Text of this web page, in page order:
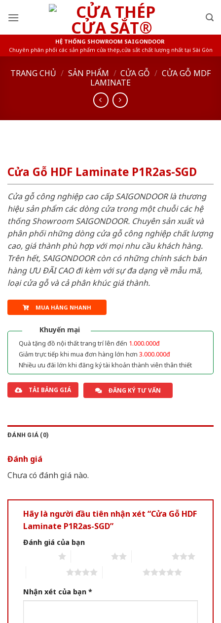
HỆ THỐNG SHOWROOM SAIGONDOOR
Chuyên phân phối các sản phẩm cửa thép,cửa sắt chất lượng nhất tại Sài Gòn
TRANG CHỦ / SẢN PHẨM / CỬA GỖ / CỬA GỖ MDF
LAMINATE
Cửa Gỗ HDF Laminate P1R2as-SGD
Cửa gỗ công nghiệp cao cấp SAIGONDOOR là thương
hiệu sản phẩm các dòng cửa trong một chuỗi các hệ
thống Showroom SAIGONDOOR. Chuyên sản xuất và
phân phối những dòng cửa gỗ công nghiệp chất lượng
cao, giá thành phù hợp với mọi nhu cầu khách hàng.
Trên hết, SAIGONDOOR còn có những chính sách bán
hàng ƯU ĐÃI CAO đi kèm với sự đa dạng về mẫu mã,
loại cửa gỗ và cả phân khúc giá thành.
MUA HÀNG NHANH
Khuyến mại
Quà tặng đồ nội thất trang trí lên đến 1.000.000đ
Giảm trực tiếp khi mua đơn hàng lớn hơn 3.000.000đ
Nhiều ưu đãi lớn khi đăng ký tài khoản thành viên thân thiết
TẢI BẢNG GIÁ ĐĂNG KÝ TƯ VẤN
ĐÁNH GIÁ (0)
Đánh giá
Chưa có đánh giá nào.
Hãy là người đầu tiên nhận xét “Cửa Gỗ HDF
Laminate P1R2as-SGD”
Đánh giá của bạn
Nhận xét của bạn *